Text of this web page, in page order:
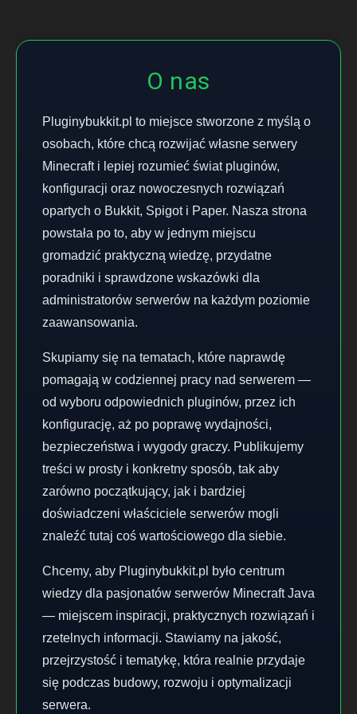
O nas
Pluginybukkit.pl to miejsce stworzone z myślą o
osobach, które chcą rozwijać własne serwery
Minecraft i lepiej rozumieć świat pluginów,
konfiguracji oraz nowoczesnych rozwiązań
opartych o Bukkit, Spigot i Paper. Nasza strona
powstała po to, aby w jednym miejscu
gromadzić praktyczną wiedzę, przydatne
poradniki i sprawdzone wskazówki dla
administratorów serwerów na każdym poziomie
zaawansowania.
Skupiamy się na tematach, które naprawdę
pomagają w codziennej pracy nad serwerem —
od wyboru odpowiednich pluginów, przez ich
konfigurację, aż po poprawę wydajności,
bezpieczeństwa i wygody graczy. Publikujemy
treści w prosty i konkretny sposób, tak aby
zarówno początkujący, jak i bardziej
doświadczeni właściciele serwerów mogli
znaleźć tutaj coś wartościowego dla siebie.
Chcemy, aby Pluginybukkit.pl było centrum
wiedzy dla pasjonatów serwerów Minecraft Java
— miejscem inspiracji, praktycznych rozwiązań i
rzetelnych informacji. Stawiamy na jakość,
przejrzystość i tematykę, która realnie przydaje
się podczas budowy, rozwoju i optymalizacji
serwera.